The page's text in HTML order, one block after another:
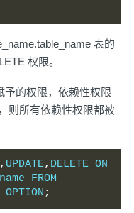
表的
权限。
予的权限，依赖性权限
则所有依赖性权限都被
, UPDATE, DELETE ON
FROM
;